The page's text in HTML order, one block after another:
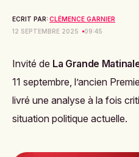
ECRIT PAR: CLÉMENCE GARNIER
12 SEPTEMBRE 2025
09:45
Invité de La Grande
11 septembre, l’ancien
livré une analyse à la fois
situation politique actuelle.